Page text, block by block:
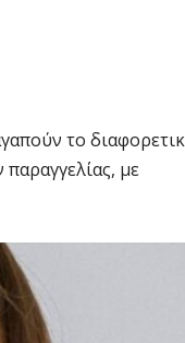
το
παραγγελίας, με